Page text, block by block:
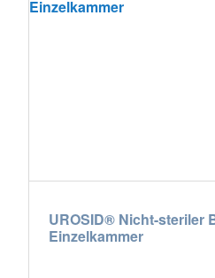
UROSID® Nicht-steriler
Einzelkammer